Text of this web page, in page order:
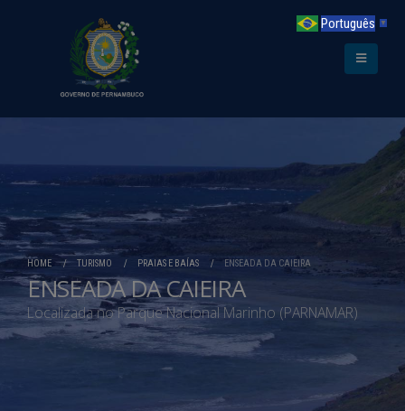
HOME TURISMO PRAIAS E BAÍAS ENSEADA DA CAIEIRA
ENSEADA DA CAIEIRA
Localizada no Parque Nacional Marinho (PARNAMAR)
Português ▼